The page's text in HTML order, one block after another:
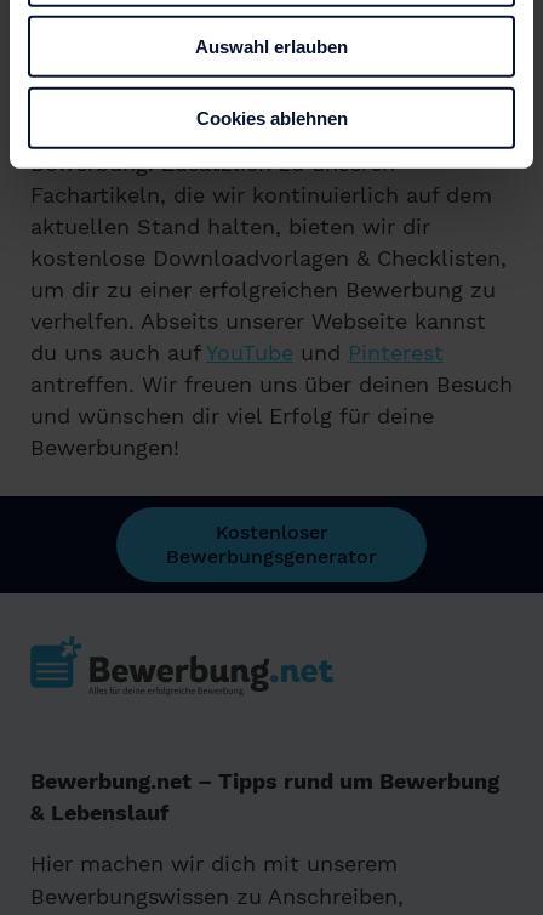
Auswahl erlauben
Cookies ablehnen
Wir sind das kreative Team hinter
für alle Themen und Fragen rund um die
Bewerbung. Zusätzlich zu unseren
Fachartikeln, die wir kontinuierlich auf dem
aktuellen Stand halten, bieten wir dir
kostenlose Downloadvorlagen & Checklisten,
um dir zu einer erfolgreichen Bewerbung zu
verhelfen. Abseits unserer Webseite kannst
du uns auch aufYouTube und Pinterest
antreffen. Wir freuen uns über deinen Besuch
und wünschen dir viel Erfolg für deine
Bewerbungen!
Kostenloser
Bewerbungsgenerator
Bewerbung.net – Tipps rund um Bewerbung
& Lebenslauf
Hier machen wir dich mit unserem
Bewerbungswissen zu Anschreiben,